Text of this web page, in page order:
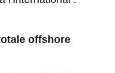
offshore